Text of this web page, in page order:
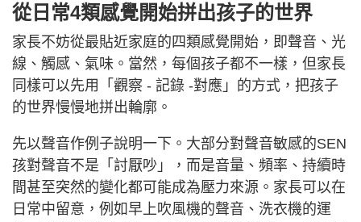
從日常4類感覺開始拼出孩子的世界
家長不妨從最貼近家庭的四類感覺開始，即聲音、光
線、觸感、氣味。當然，每個孩子都不一樣，但家長
同樣可以先用「觀察 - 記錄 -對應」的方式，把孩子
的世界慢慢地拼出輪廓。
先以聲音作例子說明一下。大部分對聲音敏感的SEN
孩對聲音不是「討厭吵」，而是音量、頻率、持續時
間甚至突然的變化都可能成為壓力來源。家長可以在
日常中留意，例如早上吹風機的聲音、洗衣機的運